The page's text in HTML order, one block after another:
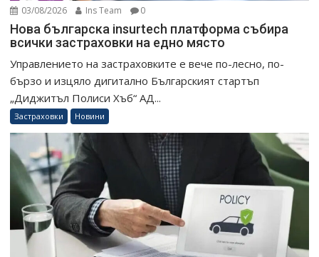
03/08/2026 Ins Team 0
Нова българска insurtech платформа събира
всички застраховки на едно място
Управлението на застраховките е вече по-лесно, по-
бързо и изцяло дигитално Българският стартъп
„Диджитъл Полиси Хъб“ АД...
Застраховки Новини